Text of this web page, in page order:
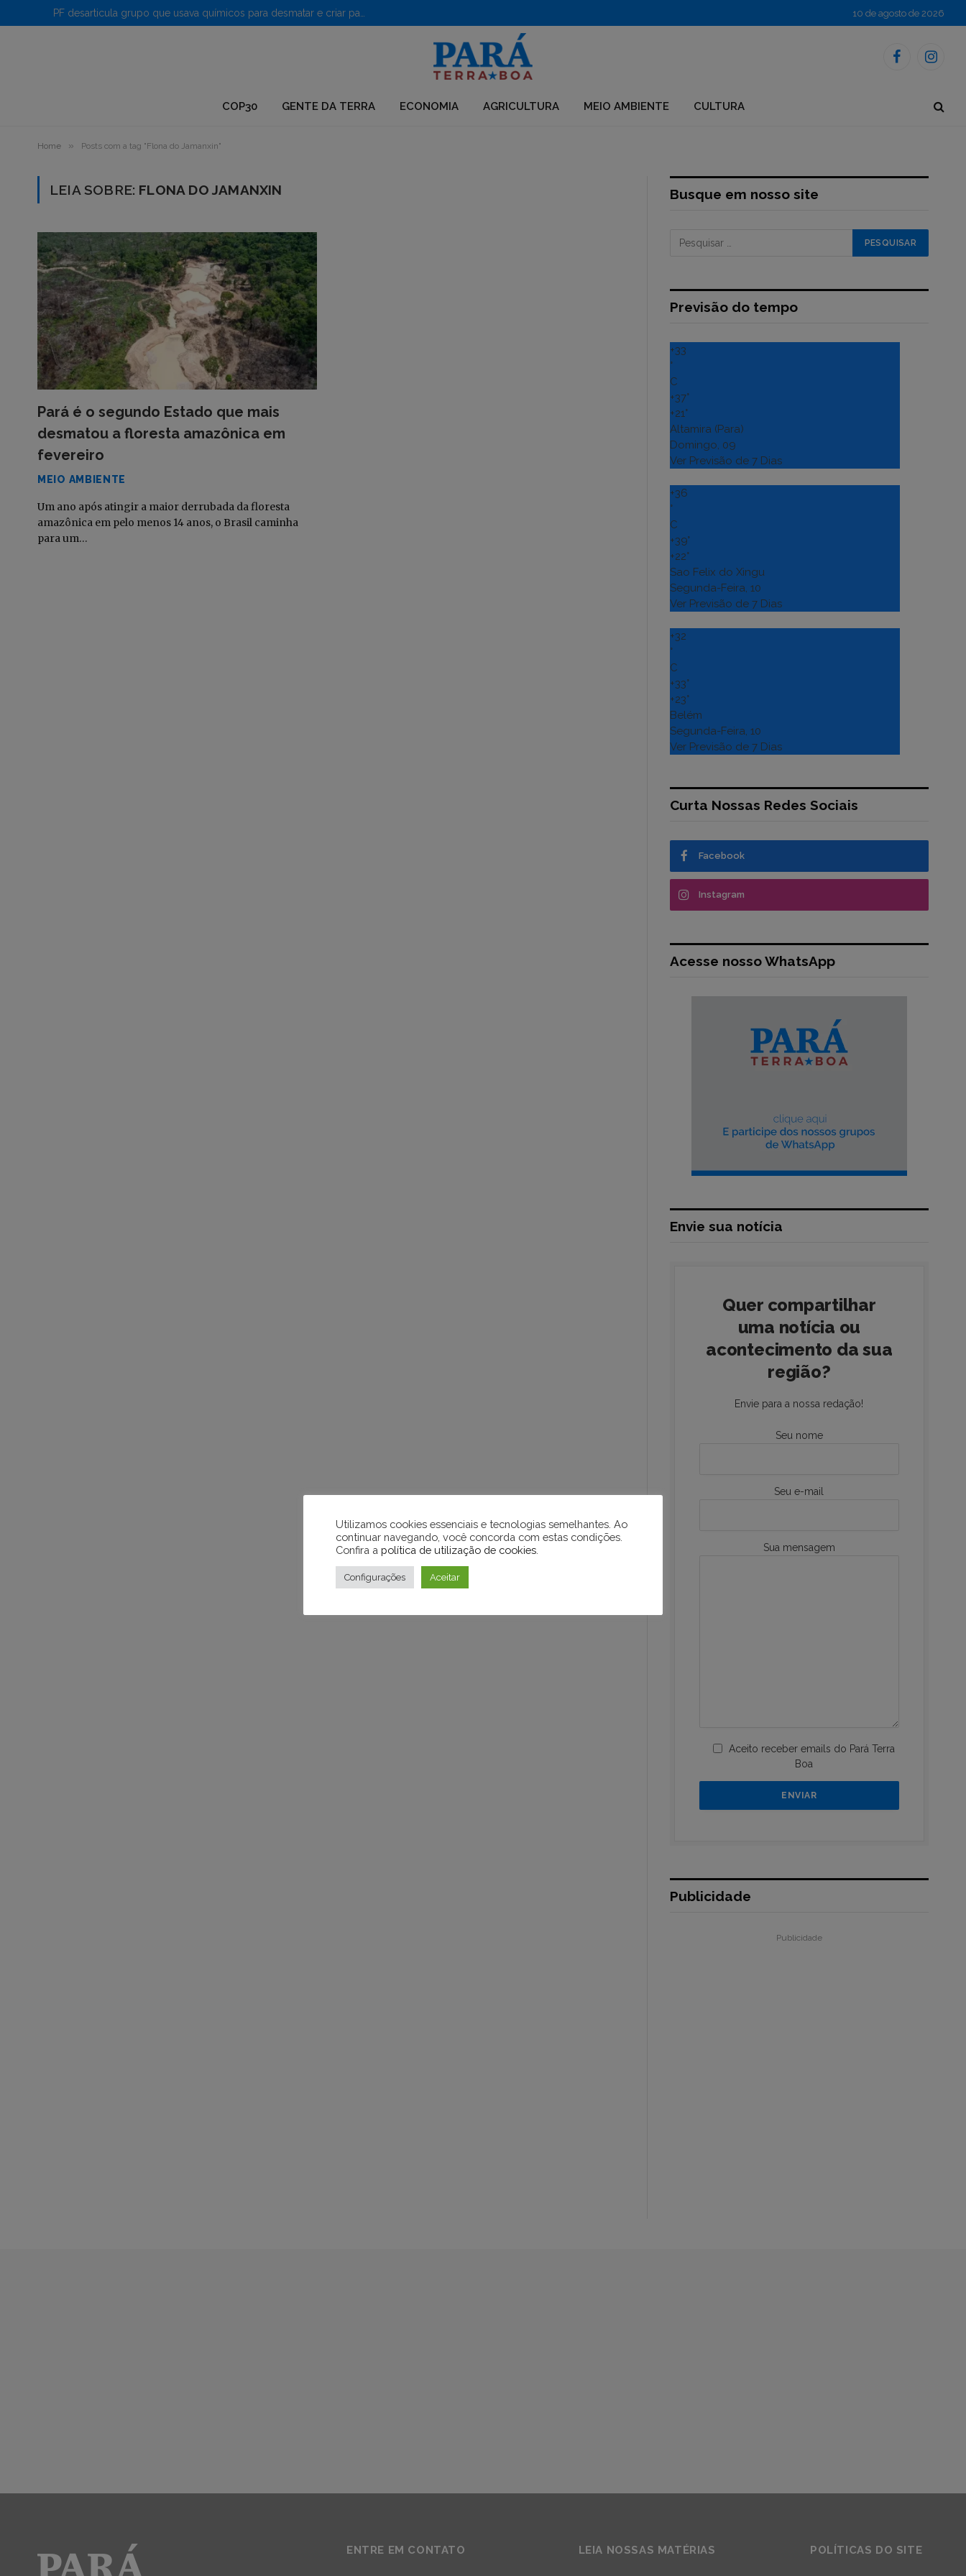
10 de agosto de 2026
Facebook
COP30 GENTE DA TERRA ECONOMIA AGRICULTURA MEIO AMBIENTE CULTURA
Home » Posts com a tag "Flona do Jamanxin"
LEIA SOBRE: FLONA DO JAMANXIN
Pará é o segundo Estado que mais
desmatou a floresta amazônica em
fevereiro
MEIO AMBIENTE
Um ano após atingir a maior derrubada da floresta
amazônica em pelo menos 14 anos, o Brasil caminha
para um…
Busque em nosso site
Previsão do tempo
+33
°
C
+37°
+21°
Altamira (Para)
Domingo, 09
Ver Previsão de 7 Dias
+36
°
C
+39°
+22°
Sao Felix do Xingu
Segunda-Feira, 10
Ver Previsão de 7 Dias
+32
°
C
+33°
+23°
Belém
Segunda-Feira, 10
Ver Previsão de 7 Dias
Curta Nossas Redes Sociais
Facebook
Instagram
Acesse nosso WhatsApp
Envie sua notícia
Quer compartilhar
uma notícia ou
acontecimento da sua
região?
Envie para a nossa redação!
Seu nome
Seu e-mail
Sua mensagem
Aceito receber emails do Pará Terra
Boa
Publicidade
Publicidade
ENTRE EM CONTATO LEIA NOSSAS MATÉRIAS POLÍTICAS DO SITE
Utilizamos cookies essenciais e tecnologias semelhantes. Ao
continuar navegando, você concorda com estas condições.
Confira a política de utilização de cookies
Configurações Aceitar